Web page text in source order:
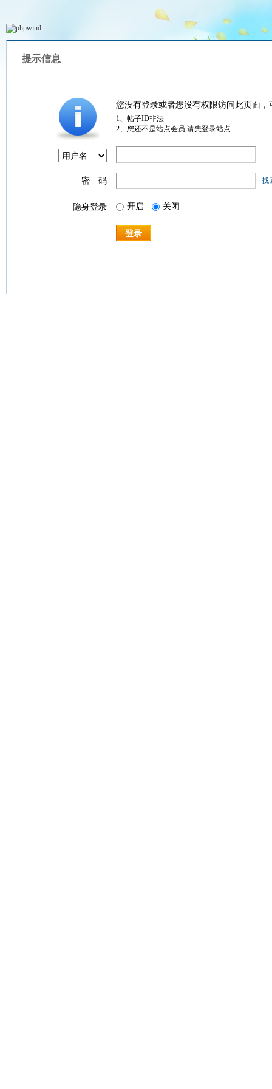
提示信息
您没有登录或者您没有权限访问此页面
1、帖子ID非法
2、您还不是站点会员,请先登录站点
密 码 找
隐身登录 开启 关闭
登录